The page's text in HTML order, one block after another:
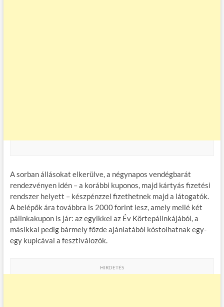
A sorban állásokat elkerülve, a négynapos vendégbarát
rendezvényen idén – a korábbi kuponos, majd kártyás fizetési
rendszer helyett – készpénzzel fizethetnek majd a látogatók.
A belépők ára továbbra is 2000 forint lesz, amely mellé két
pálinkakupon is jár: az egyikkel az Év Körtepálinkájából, a
másikkal pedig bármely főzde ajánlatából kóstolhatnak egy-
egy kupicával a fesztiválozók.
HIRDETÉS